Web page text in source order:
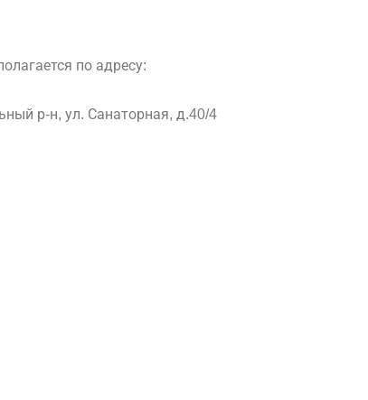
по адресу:
р-н, ул. Санаторная, д.40/4